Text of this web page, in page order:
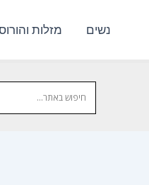
נשים מזלות